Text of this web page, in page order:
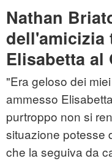
Nathan
dell'amicizia
Elisabetta al
"Era geloso dei
ammesso
purtroppo non si
situazione potesse
che la seguiva da